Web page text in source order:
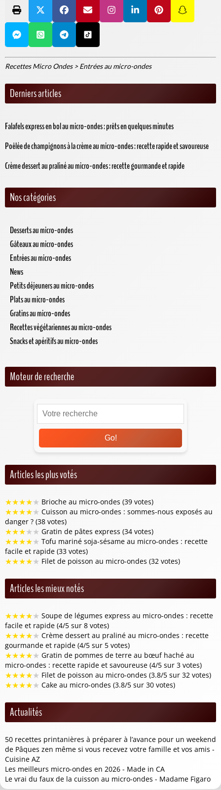
Recettes Micro Ondes >Entrées au micro-ondes
Derniers articles
Falafels express en bol au micro-ondes : prêts en quelques minutes
Poêlée de champignons à la crème au micro-ondes : recette rapide et savoureuse
Crème dessert au praliné au micro-ondes : recette gourmande et rapide
Nos catégories
Desserts au micro-ondes
Gâteaux au micro-ondes
Entrées au micro-ondes
News
Petits déjeuners au micro-ondes
Plats au micro-ondes
Gratins au micro-ondes
Recettes végétariennes au micro-ondes
Snacks et apéritifs au micro-ondes
Moteur de recherche
Go!
Articles les plus votés
★★★★★ Brioche au micro-ondes (39 votes)
★★★★★ Cuisson au micro-ondes : sommes-nous exposés au
danger ? (38 votes)
★★★★★ Gratin de pâtes express (34 votes)
★★★★★ Tofu mariné soja-sésame au micro-ondes : recette
facile et rapide (33 votes)
★★★★★ Filet de poisson au micro-ondes (32 votes)
Articles les mieux notés
★★★★★ Soupe de légumes express au micro-ondes : recette
facile et rapide (4/5 sur 8 votes)
★★★★★ Crème dessert au praliné au micro-ondes : recette
gourmande et rapide (4/5 sur 5 votes)
★★★★★ Gratin de pommes de terre au bœuf haché au
micro-ondes : recette rapide et savoureuse (4/5 sur 3 votes)
★★★★★ Filet de poisson au micro-ondes (3.8/5 sur 32 votes)
★★★★★ Cake au micro-ondes (3.8/5 sur 30 votes)
Actualités
50 recettes printanières à préparer à l’avance pour un weekend
de Pâques zen même si vous recevez votre famille et vos amis -
Cuisine AZ
Les meilleurs micro-ondes en 2026 - Made in CA
Le vrai du faux de la cuisson au micro-ondes - Madame Figaro